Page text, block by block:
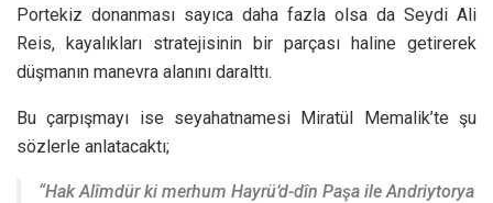
Portekiz donanması sayıca daha fazla olsa da Seydi Ali
Reis, kayalıkları stratejisinin bir parçası haline getirerek
düşmanın manevra alanını daralttı.
Bu çarpışmayı ise seyahatnamesi Miratül Memalik’te şu
sözlerle anlatacaktı;
“Hak Alîmdür ki merhum Hayrü’d-dîn Paşa ile Andriytorya